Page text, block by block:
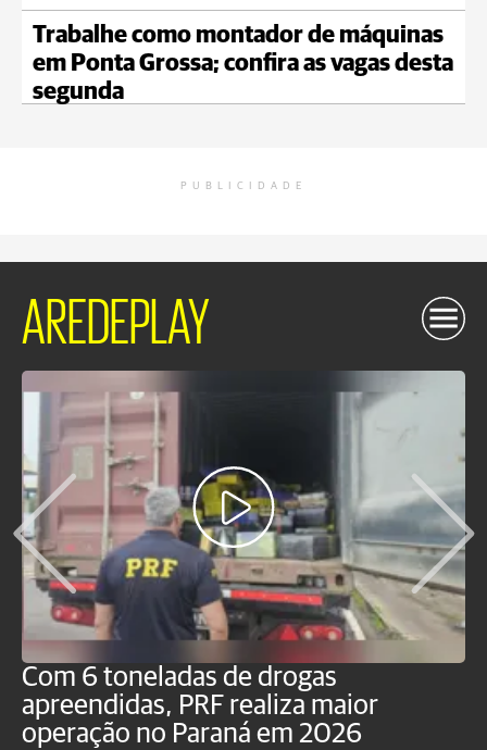
Trabalhe como montador de máquinas
em Ponta Grossa; confira as vagas desta
segunda
PUBLICIDADE
AREDEPLAY
Com 6 toneladas de drogas
apreendidas, PRF realiza maior
operação no Paraná em 2026